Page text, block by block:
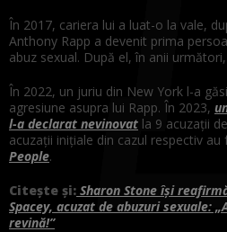
În 2017, cariera lui a luat-o la vale,
Anthony Rapp a devenit prima
abuz sexual. După el, în anii
În 2022, un juriu din New York l-a
agresiune asupra lui Rapp. În 2023,
l-a declarat nevinovat la 9 acuzații
acuzații inițiale din cazul respectiv
People.
Citește și: Sharon Stone își
Spacey, acuzat de abuzuri sexuale:
revină!”